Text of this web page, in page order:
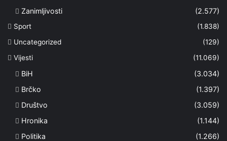
Zanimljivosti
(2.577)
Sport
(1.838)
Uncategorized
(129)
Vijesti
(11.069)
BiH
(3.034)
Brčko
(1.397)
Društvo
(3.059)
Hronika
(1.144)
Politika
(1.266)